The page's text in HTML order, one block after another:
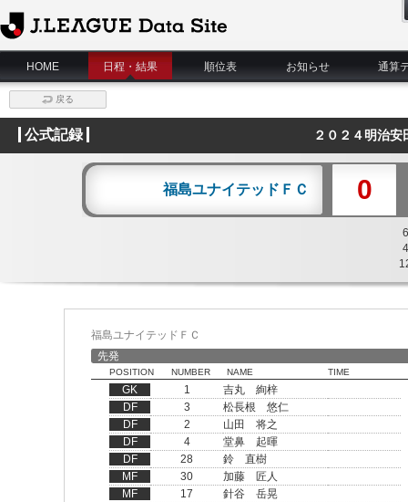
J.League Data Site
HOME
日程・結果 順位表 お知らせ 通算
戻る
公式記録 ２０２４明治
福島ユナイテッドＦＣ 0
6
4
福島ユナイテッドＦＣ
先発
POSITION NUMBER NAME TIME
GK 1
吉丸 絢梓
DF
3
松長根 悠仁
DF
2
山田 将之
DF
4
堂鼻 起暉
DF
28
鈴 直樹
MF
30
加藤 匠人
MF
17
針谷 岳晃